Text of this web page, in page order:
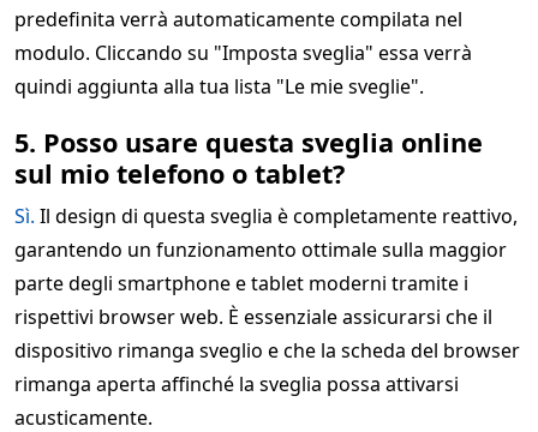
predefinita verrà automaticamente compilata nel
modulo. Cliccando su "Imposta sveglia" essa verrà
quindi aggiunta alla tua lista "Le mie sveglie".
5. Posso usare questa sveglia online
sul mio telefono o tablet?
Sì. Il design di questa sveglia è completamente reattivo,
garantendo un funzionamento ottimale sulla maggior
parte degli smartphone e tablet moderni tramite i
rispettivi browser web. È essenziale assicurarsi che il
dispositivo rimanga sveglio e che la scheda del browser
rimanga aperta affinché la sveglia possa attivarsi
acusticamente.